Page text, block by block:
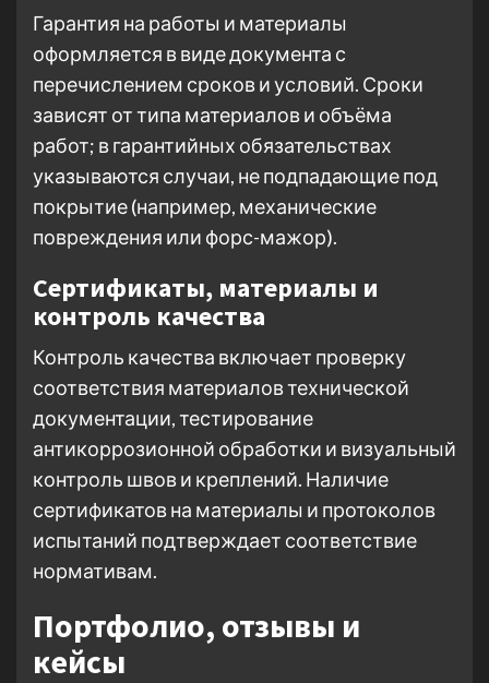
Гарантия на работы и материалы
оформляется в виде документа с
перечислением сроков и условий. Сроки
зависят от типа материалов и объёма
работ; в гарантийных обязательствах
указываются случаи, не подпадающие под
покрытие (например, механические
повреждения или форс-мажор).
Сертификаты, материалы и
контроль качества
Контроль качества включает проверку
соответствия материалов технической
документации, тестирование
антикоррозионной обработки и визуальный
контроль швов и креплений. Наличие
сертификатов на материалы и протоколов
испытаний подтверждает соответствие
нормативам.
Портфолио, отзывы и
кейсы